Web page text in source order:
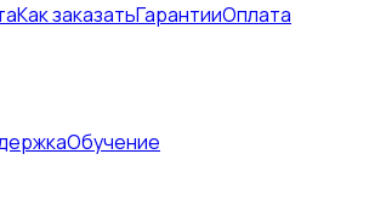
Как заказатьГарантииОплата
Обучение